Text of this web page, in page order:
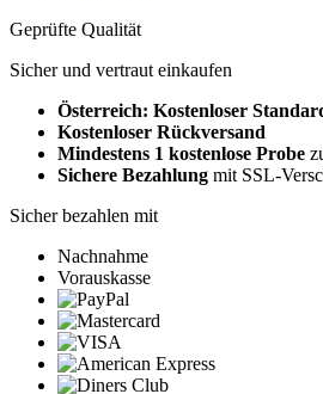
Geprüfte Qualität
Sicher und vertraut einkaufen
Österreich: Kostenloser
Kostenloser Rückversand
Mindestens 1 kostenlose Probe
Sichere Bezahlung mit SSL-
Sicher bezahlen mit
Nachnahme
Vorauskasse